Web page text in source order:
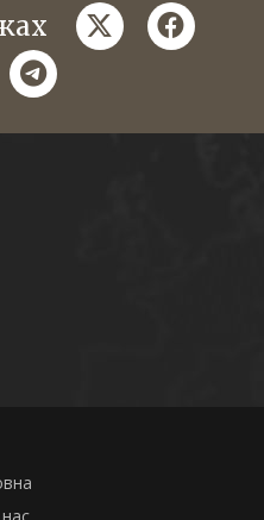
twitter
telegram